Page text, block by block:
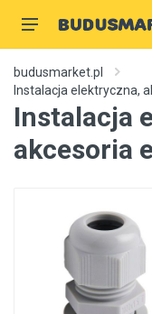
budusmarket.pl
Instalacja elektryczna,
Instalacja
akcesoria